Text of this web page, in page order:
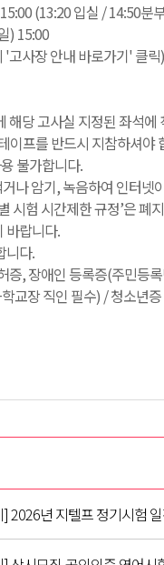
(13:20 입실 / 14:50분
) 15:00
고사장 안내 바로가기' 클릭)
해당 고사실 지정된 좌석에
이프를 반드시 지참하셔야
불가합니다.
나 암기, 녹음하여 인터
시험 시간제한 규정’은
바랍니다.
니다.
증, 장애인 등록증(주민등
교장 직인 필수) / 청소년
2026년 지텔프 정기시험